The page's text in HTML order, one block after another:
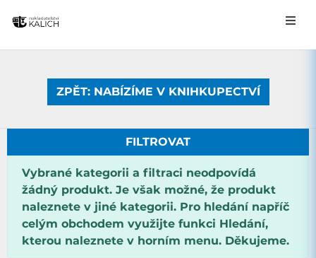
ZPĚT: NABÍZÍME V KNIHKUPECTVÍ
FILTROVAT
Vybrané kategorii a filtraci neodpovídá
žádný produkt. Je však možné, že produkt
naleznete v jiné kategorii. Pro hledání napříč
celým obchodem využijte funkci Hledání,
kterou naleznete v horním menu. Děkujeme.